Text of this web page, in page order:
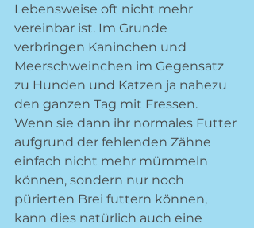
Lebensweise oft nicht mehr
vereinbar ist. Im Grunde
verbringen Kaninchen und
Meerschweinchen im Gegensatz
zu Hunden und Katzen ja nahezu
den ganzen Tag mit Fressen.
Wenn sie dann ihr normales Futter
aufgrund der fehlenden Zähne
einfach nicht mehr mümmeln
können, sondern nur noch
pürierten Brei futtern können,
kann dies natürlich auch eine